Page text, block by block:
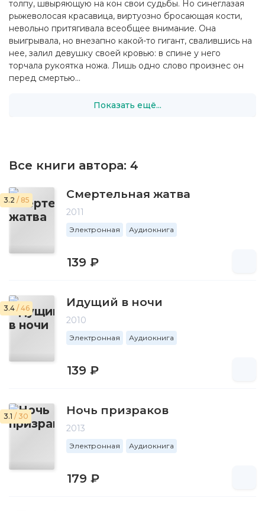
толпу, швыряющую на кон свои судьбы. Но синеглазая
рыжеволосая красавица, виртуозно бросающая кости,
невольно притягивала всеобщее внимание. Она
выигрывала, но внезапно какой-то гигант, свалившись на
нее, залил девушку своей кровью: в спине у него
торчала рукоятка ножа. Лишь одно слово произнес он
перед смертью...
Показать ещё...
Все книги автора: 4
3.2 / 85 Смертельная жатва
2011
Электронная Аудиокнига
139 ₽
3.4 / 46 Идущий в ночи
2010
Электронная Аудиокнига
139 ₽
3.1 / 30 Ночь призраков
2013
Электронная Аудиокнига
179 ₽